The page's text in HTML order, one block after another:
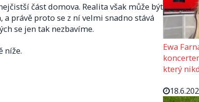
část domova. Realita však může být
, a právě proto se z ní velmi snadno stává
se jen tak nezbavíme.
níže.
Ewa
který